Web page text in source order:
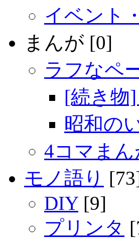
イベント
まんが [0]
ラフなペ
[続き物
昭和の
4コマまん
モノ語り
DIY[9]
プリンタ